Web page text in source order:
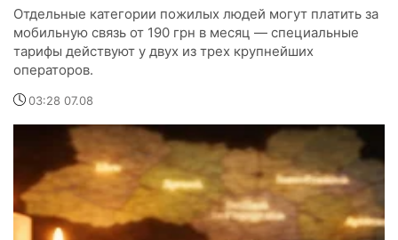
Отдельные категории пожилых людей могут платить за
мобильную связь от 190 грн в месяц — специальные
тарифы действуют у двух из трех крупнейших
операторов.
03:28 07.08